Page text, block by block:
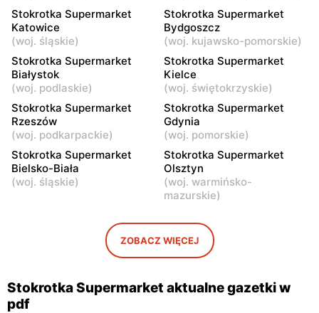
Stokrotka Supermarket
Sobienie-Jeziory, ul.
Piwonińska 46
Stokrotka Supermarket
Belsk Duży, ul. Tomasza
Nocznickiego 4
Stokrotka Supermarket
Wyszków, ul. Gen. Józefa
Sowińskiego 64
Stokrotka Supermarket
Warka, ul. Puławska 4
Stokrotka Supermarket
Pułtusk, ul. Ignacego
Daszyńskiego 11
Stokrotka Supermarket
Garwolin, ul. Kościuszki 49
Stokrotka Supermarket
Katowice
(woj. śląskie)
Stokrotka Supermarket
Bydgoszcz
(woj. kujawsko-pomorskie)
Stokrotka Supermarket
Białystok
(woj. podlaskie)
Stokrotka Supermarket
Kielce
(woj. świętokrzyskie)
Stokrotka Supermarket
Rzeszów
(woj. podkarpackie)
Stokrotka Supermarket
Gdynia
(woj. pomorskie)
Stokrotka Supermarket
Bielsko-Biała
(woj. śląskie)
Stokrotka Supermarket
Olsztyn
(woj. warmińsko-
mazurskie)
ZOBACZ WIĘCEJ
Stokrotka Supermarket aktualne gazetki w
pdf